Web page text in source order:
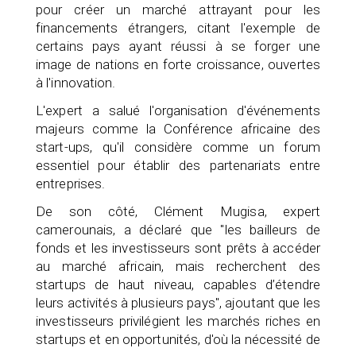
pour créer un marché attrayant pour les
financements étrangers, citant l'exemple de
certains pays ayant réussi à se forger une
image de nations en forte croissance, ouvertes
à l'innovation.
L'expert a salué l'organisation d'événements
majeurs comme la Conférence africaine des
start-ups, qu'il considère comme un forum
essentiel pour établir des partenariats entre
entreprises.
De son côté, Clément Mugisa, expert
camerounais, a déclaré que "les bailleurs de
fonds et les investisseurs sont prêts à accéder
au marché africain, mais recherchent des
startups de haut niveau, capables d’étendre
leurs activités à plusieurs pays", ajoutant que les
investisseurs privilégient les marchés riches en
startups et en opportunités, d'où la nécessité de